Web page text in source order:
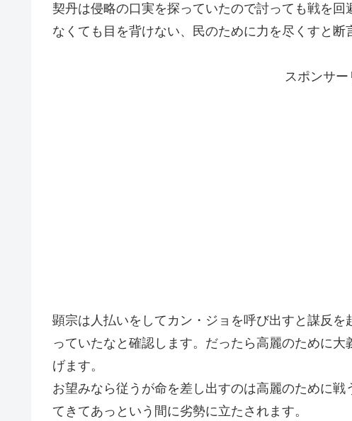
契丹は侵略の口実を探っていたので討っても戦を
なくても目を背けない、民のために力を尽くすと断
スポンサー
顕宗は人払いをしてカン・ジョを呼び出すと謀反
っていたなと確認します。だったら高麗のために
げます。
お望みなら従うが命を差し出すのは高麗のために
てきてあっという間に劣勢に立たされます。